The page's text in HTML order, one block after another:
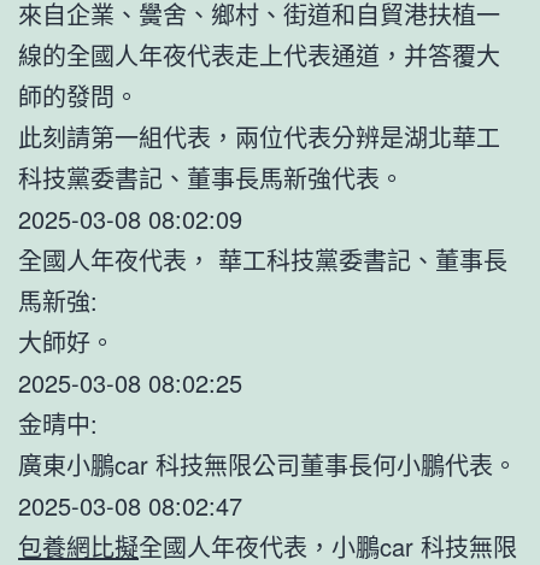
來自企業、黌舍、鄉村、街道和自貿港扶植一
線的全國人年夜代表走上代表通道，并答覆大
師的發問。
此刻請第一組代表，兩位代表分辨是湖北華工
科技黨委書記、董事長馬新強代表。
2025-03-08 08:02:09
全國人年夜代表， 華工科技黨委書記、董事長
馬新強:
大師好。
2025-03-08 08:02:25
金晴中:
廣東小鵬car 科技無限公司董事長何小鵬代表。
2025-03-08 08:02:47
包養網比擬全國人年夜代表，小鵬car 科技無限